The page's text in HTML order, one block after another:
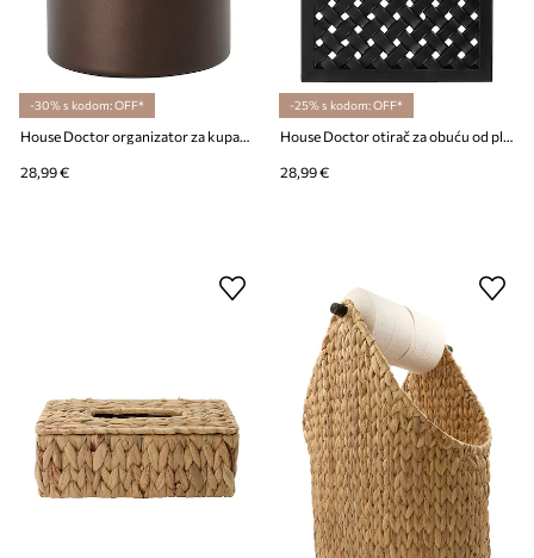
-30% s kodom: OFF*
28,99 €
-25% s kodom: OFF*
28,99 €